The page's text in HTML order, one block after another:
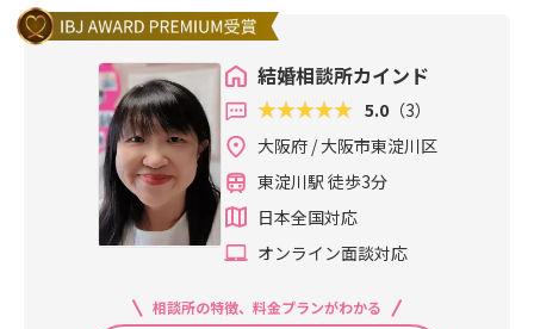
結婚相談所カインド
5.0（3）
大阪府 / 大阪市東淀川区
東淀川駅 徒歩3分
日本全国対応
オンライン面談対応
相談所の特徴、料金プランがわかる